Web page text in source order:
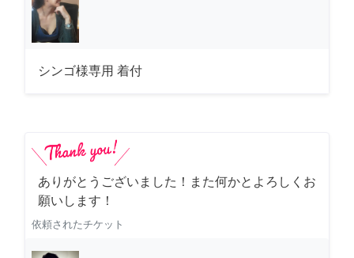
シンゴ様専用 着付
ありがとうございました！また何かとよろしくお
願いします！
依頼されたチケット